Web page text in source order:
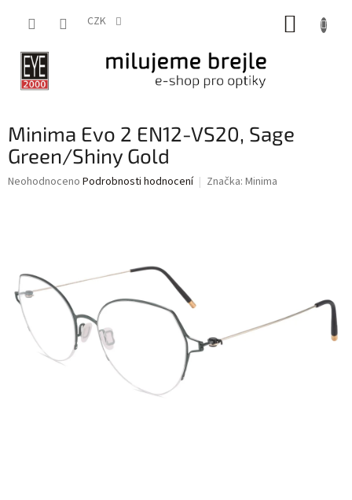
CZK
Minima Evo 2 EN12-VS20, Sage
Green/Shiny Gold
Průměrné
hvězdiček.
Neohodnoceno Podrobnosti hodnocení Značka: Minima